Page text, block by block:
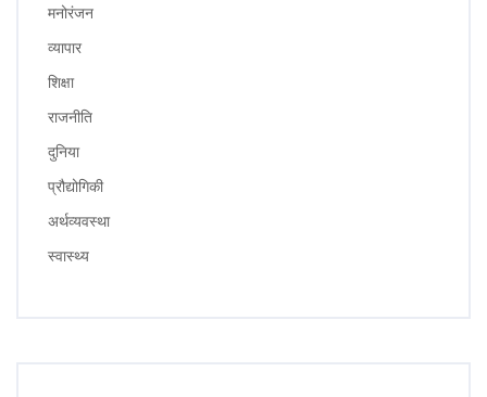
मनोरंजन
व्यापार
शिक्षा
राजनीति
दुनिया
प्रौद्योगिकी
अर्थव्यवस्था
स्वास्थ्य